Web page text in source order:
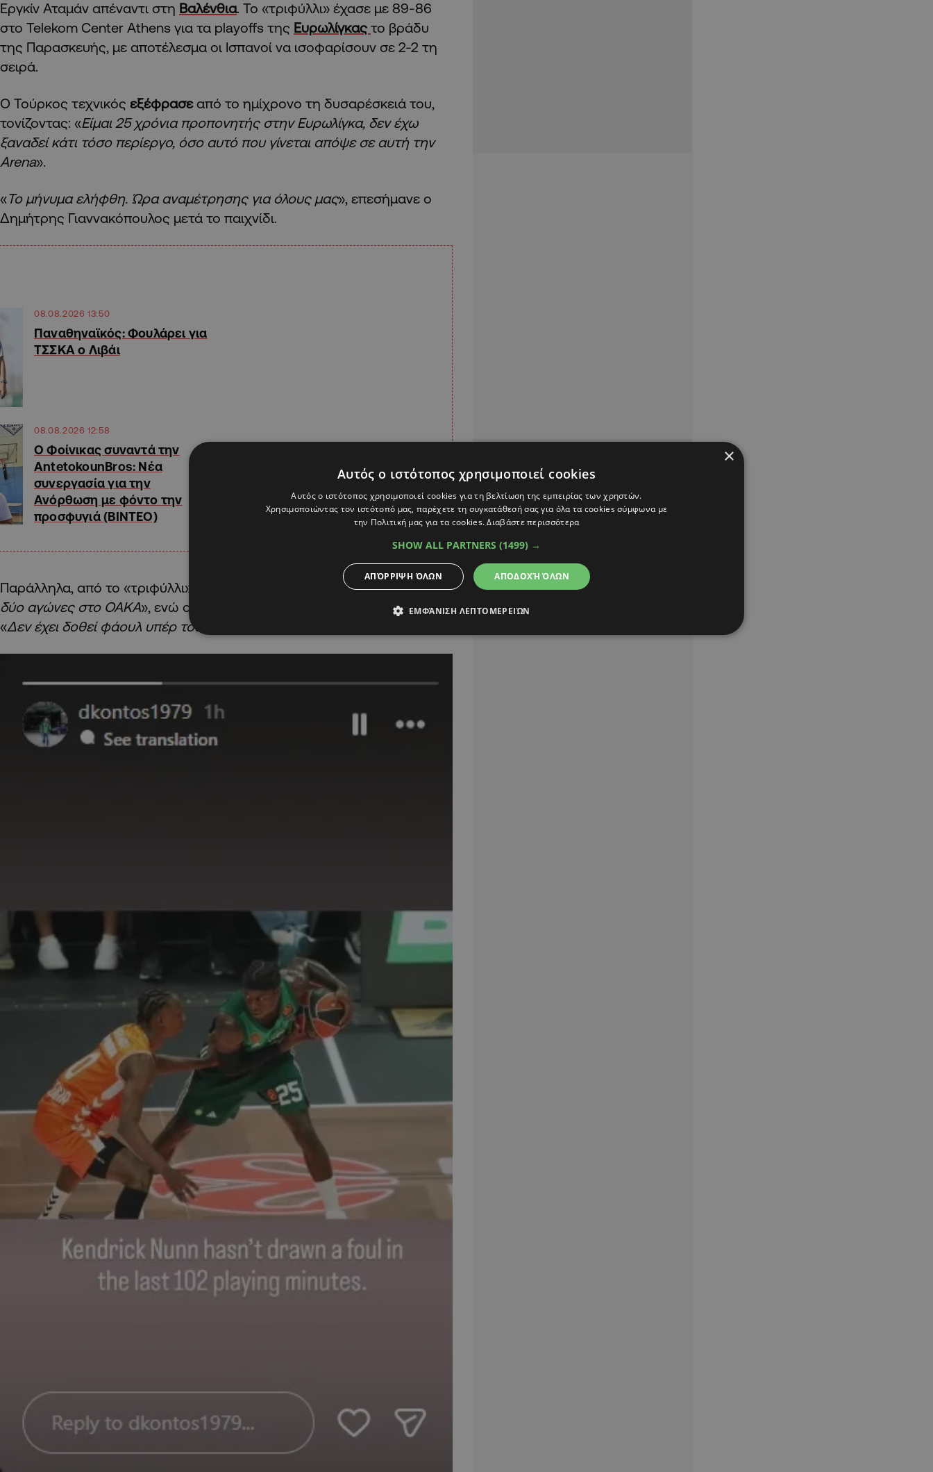
Εργκίν Αταμάν απέναντι στη Βαλένθια. Το «τριφύλλι» έχασε με 89-86
στο Telekom Center Athens για τα playoffs της Ευρωλίγκας το βράδυ
της Παρασκευής, με αποτέλεσμα οι Ισπανοί να ισοφαρίσουν σε 2-2 τη
σειρά.
Ο Τούρκος τεχνικός εξέφρασε από το ημίχρονο τη δυσαρέσκειά του,
τονίζοντας: «Είμαι 25 χρόνια προπονητής στην Ευρωλίγκα, δεν έχω
ξαναδεί κάτι τόσο περίεργο, όσο αυτό που γίνεται απόψε σε αυτή την
Arena».
«Το μήνυμα ελήφθη. Ώρα αναμέτρησης για όλους μας», επεσήμανε ο
Δημήτρης Γιαννακόπουλος μετά το παιχνίδι.
08.08.2026 13:50
Παναθηναϊκός: Φουλάρει για
ΤΣΣΚΑ ο Λιβάι
08.08.2026 12:58
Ο Φοίνικας συναντά την
AntetokounBros: Νέα
συνεργασία για την
Ανόρθωση με φόντο την
προσφυγιά (ΒΙΝΤΕΟ)
Παράλληλα, από το «τριφύλλι» σχολίαζαν ότι «
μηδέν βολές ο Ναν σε
δύο αγώνες στο ΟΑΚΑ», ενώ ο
ήρθε να συμπληρώσει
«Δεν έχει δοθεί φάουλ υπέρ του Ναν στα τελευταία 102 λεπτά
×
Αυτός ο ιστότοπος χρησιμοποιεί cookies
Αυτός ο ιστότοπος χρησιμοποιεί cookies για τη βελτίωση της εμπειρίας των χρηστών.
Χρησιμοποιώντας τον ιστότοπό μας, παρέχετε τη συγκατάθεσή σας για όλα τα cookies σύμφωνα με
την Πολιτική μας για τα cookies.Διαβάστε περισσότερα
SHOW ALL PARTNERS (1499) →
ΑΠΟΔΟΧΉ ΌΛΩΝ
ΑΠΌΡΡΙΨΗ ΌΛΩΝ
ΕΜΦΆΝΙΣΗ ΛΕΠΤΟΜΕΡΕΙΏΝ